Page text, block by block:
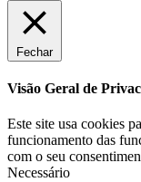
Fechar
Visão Geral de
Este site usa cookies
funcionamento das
com o seu
Necessário